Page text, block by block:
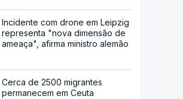
Incidente com drone em Leipzig
representa "nova dimensão de
ameaça", afirma ministro alemão
Cerca de 2500 migrantes
permanecem em Ceuta